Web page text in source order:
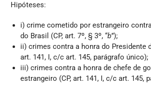
Hipóteses:
i) crime cometido por estrangeiro
do Brasil (CP, art. 7º, § 3º, “b”);
ii) crimes contra a honra do Presidente
art. 141, I, c/c art. 145, parágrafo único);
iii) crimes contra a honra de chefe de
estrangeiro (CP, art. 141, I, c/c art. 145,